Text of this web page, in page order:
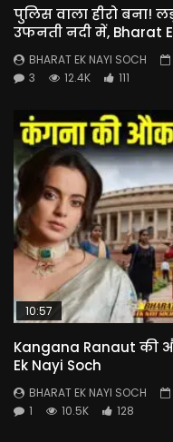
पुलिस वाला हीरो बना!
उफनती नदी में, Bharat
BHARAT EK NAYI SOCH
3
12.4K 111
10:57
Kangana Ranaut की
Ek Nayi Soch
BHARAT EK NAYI SOCH
1
10.5K 128